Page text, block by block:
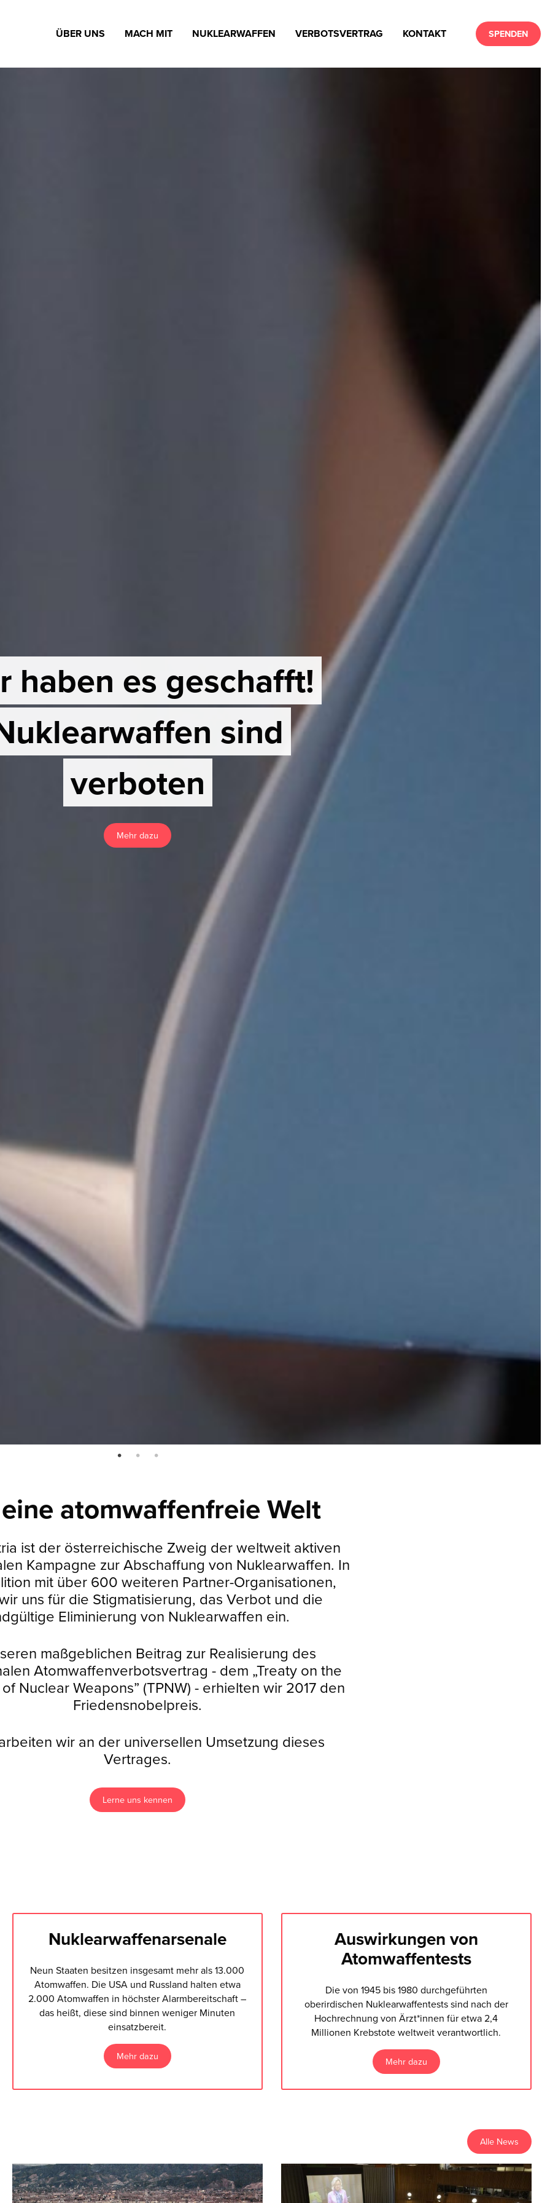
ÜBER UNS MACH MIT NUKLEARWAFFEN VERBOTSVERTRAG KONTAKT SPENDEN
haben es geschafft!
sind
verboten
Mehr dazu
atomwaffenfreie Welt
ist der österreichische Zweig der weltweit aktiven
Kampagne zur Abschaffung von Nuklearwaffen. In
mit über 600 weiteren Partner-Organisationen,
uns für die Stigmatisierung, das Verbot und die
Eliminierung von Nuklearwaffen ein.
maßgeblichen Beitrag zur Realisierung des
Atomwaffenverbotsvertrag - dem „Treaty on the
Nuclear Weapons” (TPNW) - erhielten wir 2017 den
Friedensnobelpreis.
wir an der universellen Umsetzung dieses
Vertrages.
Lerne uns kennen
Nuklearwaffenarsenale
Neun Staaten besitzen insgesamt mehr als 13.000
Atomwaffen. Die USA und Russland halten etwa
2.000 Atomwaffen in höchster Alarmbereitschaft –
das heißt, diese sind binnen weniger Minuten
einsatzbereit.
Mehr dazu
Auswirkungen von
Atomwaffentests
Die von 1945 bis 1980 durchgeführten
oberirdischen Nuklearwaffentests sind nach der
Hochrechnung von Ärzt*innen für etwa 2,4
Millionen Krebstote weltweit verantwortlich.
Mehr dazu
Alle News